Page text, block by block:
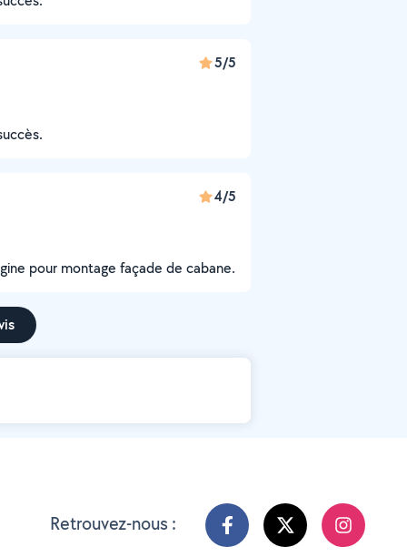
5/5
4/5
pour montage façade de cabane.
Retrouvez-nous :